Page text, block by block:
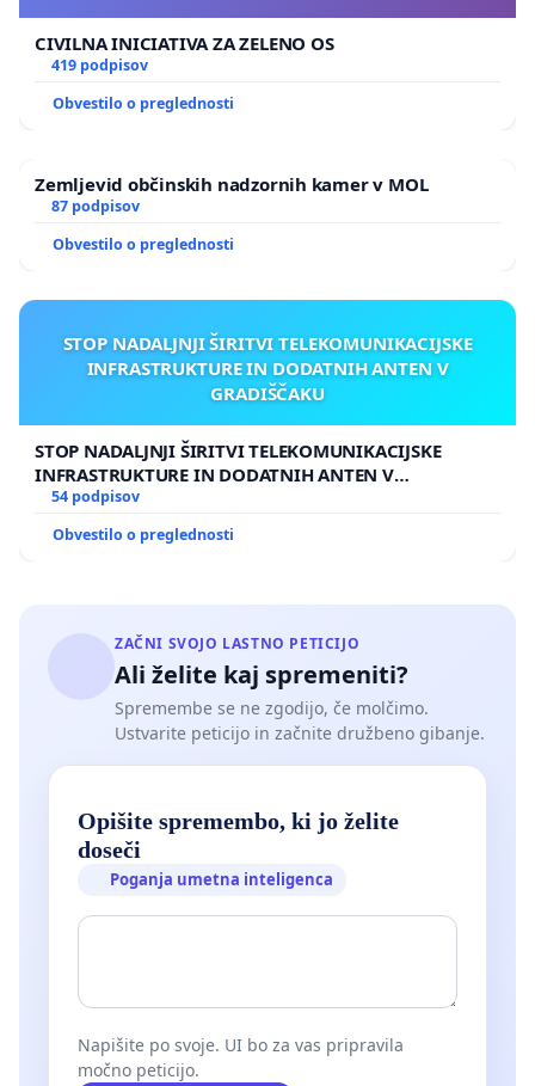
CIVILNA INICIATIVA ZA ZELENO OS
419 podpisov
Obvestilo o preglednosti
Zemljevid občinskih nadzornih kamer v MOL
87 podpisov
Obvestilo o preglednosti
STOP NADALJNJI ŠIRITVI TELEKOMUNIKACIJSKE
INFRASTRUKTURE IN DODATNIH ANTEN V
GRADIŠČAKU
STOP NADALJNJI ŠIRITVI TELEKOMUNIKACIJSKE
INFRASTRUKTURE IN DODATNIH ANTEN V
GRADIŠČAKU
54 podpisov
Obvestilo o preglednosti
ZAČNI SVOJO LASTNO PETICIJO
Ali želite kaj spremeniti?
Spremembe se ne zgodijo, če molčimo.
Ustvarite peticijo in začnite družbeno gibanje.
Opišite spremembo, ki jo želite
doseči
Poganja umetna inteligenca
Napišite po svoje. UI bo za vas pripravila
močno peticijo.